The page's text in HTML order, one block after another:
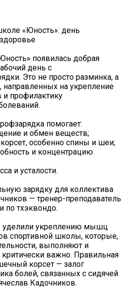
«Юность»: день
появилась добрая
день с
Это не просто разминка, а
на укрепление
и профилактику
помогает:
и обмен веществ;
особенно спины и шеи;
и концентрацию
и усталости.
зарядку для коллектива
— тренер-преподаватель
по тхэквондо.
уделили укреплению мышц
спортивной школы, которые,
выполняют и
важно. Правильная
корсет — залог
болей, связанных с сидячей
Кадочников.